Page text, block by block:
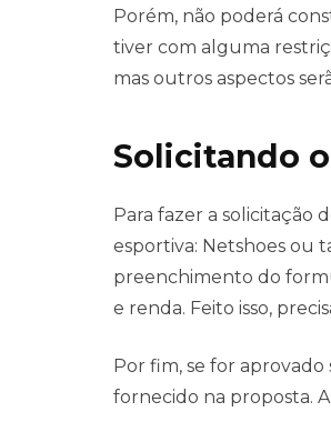
Porém, não poderá
tiver com alguma
mas outros aspectos
Solicitando
Para fazer a solicitação
esportiva: Netshoes ou
preenchimento do
e renda. Feito isso,
Por fim, se for
fornecido na proposta.